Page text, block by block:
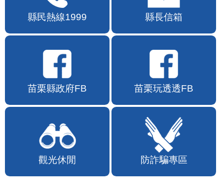
縣民熱線1999 縣長信箱
苗栗縣政府FB 苗栗玩透透FB
觀光休閒 防詐騙專區